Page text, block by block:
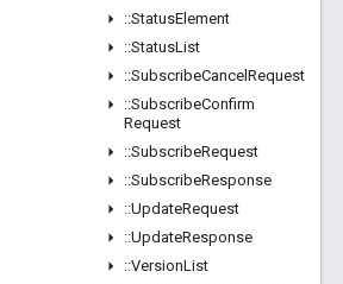
::StatusElement
::StatusList
::SubscribeCancel Request
::SubscribeConfirm
Request
::SubscribeRequest
::SubscribeResponse
::UpdateRequest
::UpdateResponse
::VersionList